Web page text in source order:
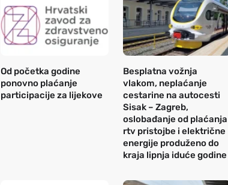
Od početka godine
ponovno plaćanje
participacije za lijekove
Besplatna vožnja
vlakom, neplaćanje
cestarine na autocesti
Sisak – Zagreb,
oslobađanje od plaćanja
rtv pristojbe i električne
energije produženo do
kraja lipnja iduće godine